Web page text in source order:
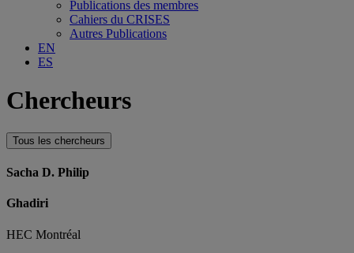
Publications des membres
Cahiers du CRISES
Autres Publications
EN
ES
Chercheurs
Tous les chercheurs
Sacha D. Philip
Ghadiri
HEC Montréal